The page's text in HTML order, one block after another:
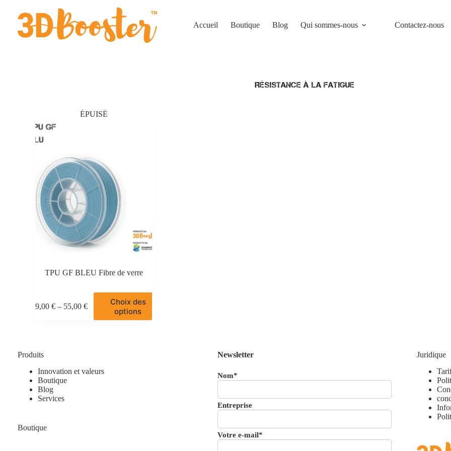
contenu
Accueil Boutique Blog Qui sommes-nous Contactez-nous
Résistance à la Fatigue
ÉPUISÉ
TPU GF BLEU Fibre de verre
19,00€ – 55,00€
Plage
Choix des
options
produit
options
être
choisies
sur
la
produit
Produits
Innovation et valeurs
Boutique
Blog
Services
Boutique
Newsletter
Nom*
Entreprise
Votre e-mail*
Juridique